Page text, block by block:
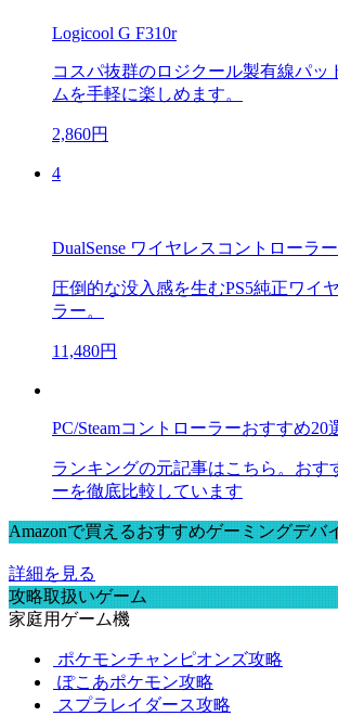
Logicool G F310r
コスパ抜群のロジクール製有線パッ
ムを手軽に楽しめます。
2,860円
4
DualSense ワイヤレスコントローラー
圧倒的な没入感を生むPS5純正ワイ
ラー。
11,480円
PC/Steamコントローラーおすすめ20
ランキングの元記事はこちら。おす
ーを徹底比較しています
Amazonで買えるおすすめゲーミングデバ
詳細を見る
攻略取扱いゲーム
家庭用ゲーム機
ポケモンチャンピオンズ攻略
ぽこあポケモン攻略
スプラレイダース攻略